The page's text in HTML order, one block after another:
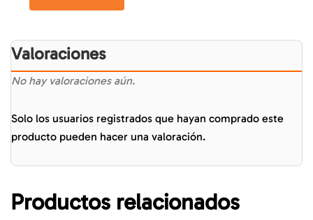
Valoraciones
No hay valoraciones aún.
Solo los usuarios registrados que hayan comprado este
producto pueden hacer una valoración.
Productos relacionados